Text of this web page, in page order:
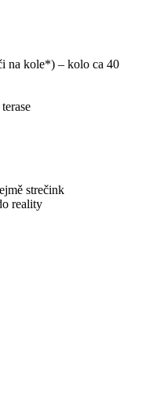
na kole*) – kolo ca 40
strečink
reality